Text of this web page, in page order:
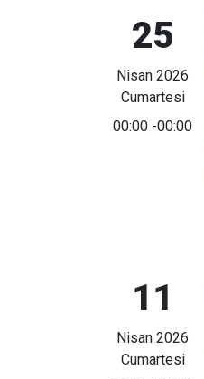
25
Nisan 2026
Cumartesi
00:00 -00:00
11
Nisan 2026
Cumartesi